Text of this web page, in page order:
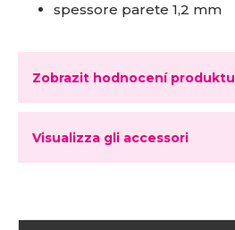
spessore parete 1,2 mm
Zobrazit hodnocení produktu
Visualizza gli accessori